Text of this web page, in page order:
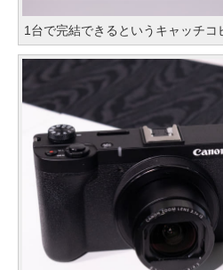
1台で完結できるというキャッチコ